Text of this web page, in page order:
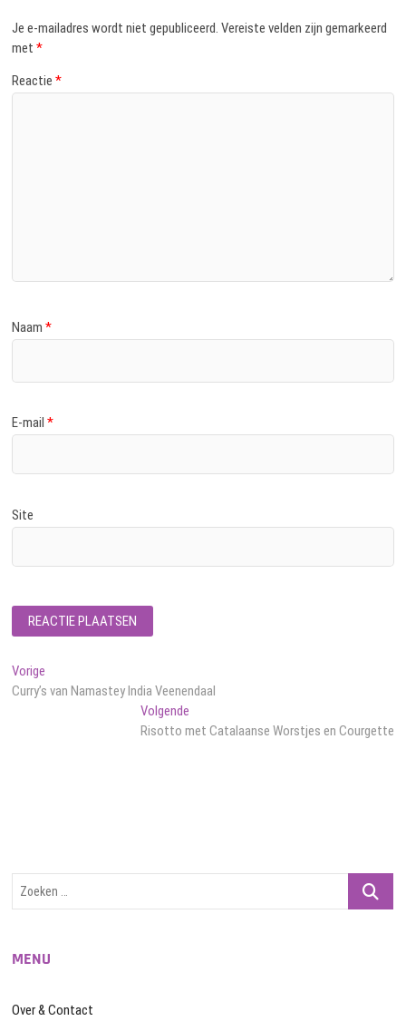
Je e-mailadres wordt niet gepubliceerd. Vereiste velden zijn gemarkeerd
met*
Reactie*
Naam*
E-mail*
Site
Bericht
navigatie
Vorige
bericht:
Curry’s van Namastey India Veenendaal
VolgendeVolgend
bericht:
Risotto met Catalaanse Worstjes en Courgette
Zoeken
MENU
Over & Contact